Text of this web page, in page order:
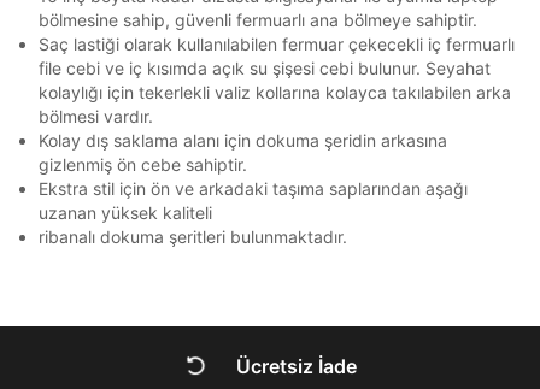
QNB QNB 4
AnadoluBank World 3
bölmesine sahip, güvenli fermuarlı ana bölmeye sahiptir.
Saç lastiği olarak kullanılabilen fermuar çekecekli iç fermuarlı
file cebi ve iç kısımda açık su şişesi cebi bulunur. Seyahat
kolaylığı için tekerlekli valiz kollarına kolayca takılabilen arka
bölmesi vardır.
Kolay dış saklama alanı için dokuma şeridin arkasına
gizlenmiş ön cebe sahiptir.
Ekstra stil için ön ve arkadaki taşıma saplarından aşağı
uzanan yüksek kaliteli
ribanalı dokuma şeritleri bulunmaktadır.
Mağazada Bul
Kapat
bildirim göndereceğiz.
Kapat
Ücretsiz İade
Kapat
Kapat
Sipariş Numaranız *
En az 8 karakter
Bir küçük harf karakter
Bir rakam
Bir büyük harf
En az 1 özel karakter
Aşağıdakileri okudum ve kabul ediyorum:
Kişisel verilerinizAydınlatma Metni
uyarınca işlenecektir. Kişisel verilerimin Doğuş
Perakende Satış Giyim ve Aksesuar Ticaret A.Ş.
tarafından ticari elektronik ileti gönderilmesi amacıyla
işlenmesini kabul ediyorum.
Kişisel verilerimin Doğuş Perakende Satış Giyim ve
Bilgilerinizi güncellemek için lütfen telefonunuza SMS
ile gelen kodu girerek telefon numaranızı doğrulayın.
GÖNDER
Bilgilerinizi güncellemek için lütfen telefonunuza SMS
ile gelen kodu girerek telefon numaranızı doğrulayın.
GÖNDER